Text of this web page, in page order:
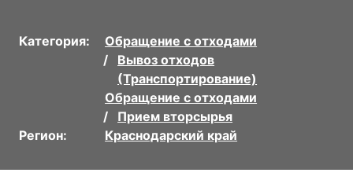
Категория:
Обращение с отходами
Вывоз отходов
(Транспортирование)
Обращение с отходами
Прием вторсырья
Регион:
Краснодарский край